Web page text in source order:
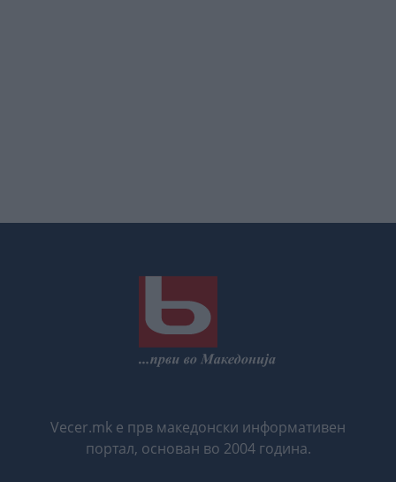
Vecer.mk е прв македонски информативен
портал, основан во 2004 година.